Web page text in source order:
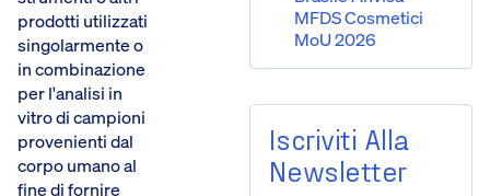
prodotti utilizzati
singolarmente o
in combinazione
per l'analisi in
vitro di campioni
provenienti dal
corpo umano al
fine di fornire
MFDS Cosmetici
MoU 2026
Iscriviti Alla
Newsletter